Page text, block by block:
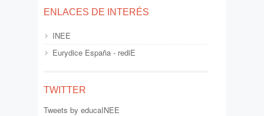
ENLACES DE INTERÉS
INEE
Eurydice España - rediE
TWITTER
Tweets by educaINEE